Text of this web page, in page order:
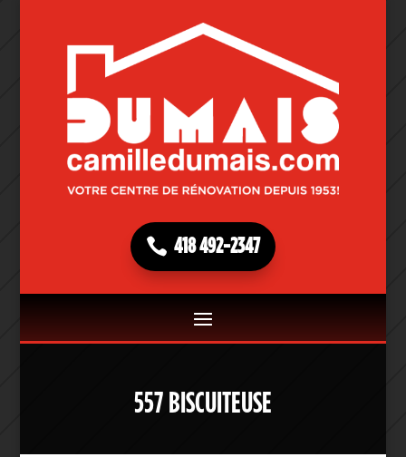
418 492-2347
557 BISCUITEUSE